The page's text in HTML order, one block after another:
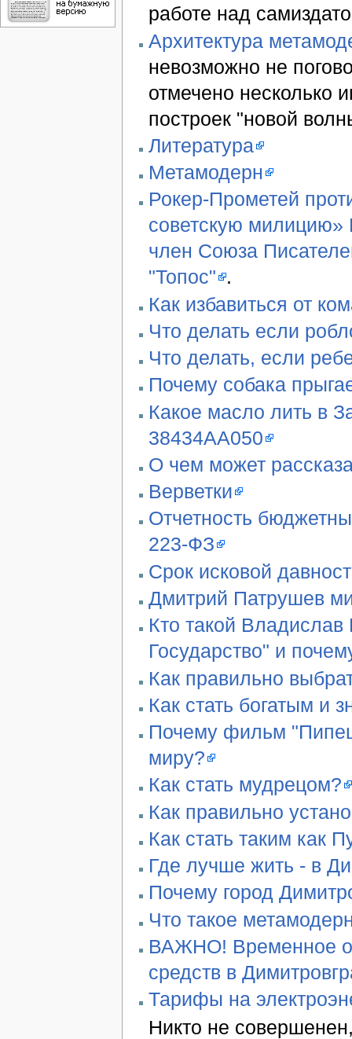
работе над
Архитектура
невозможно не
отмечено несколько
построек "новой
Литература
Метамодерн
Рокер-Прометей
советскую
член Союза
"Топос" .
Как избавиться от
Что делать если
Что делать, если
Почему собака
Какое масло лить в
38434AA050
О чем может
Верветки
Отчетность
223-ФЗ
Срок исковой
Дмитрий Патрушев
Кто такой
Государство" и
Как правильно
Как стать богатым и
Почему фильм
миру?
Как стать мудрецом?
Как правильно
Как стать таким как
Где лучше жить - в
Почему город
Что такое
ВАЖНО! Временное
средств в
Тарифы на
Никто не